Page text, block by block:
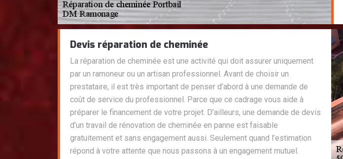
Devis réparation de cheminée
La réparation de cheminée est une activité qui doit assurer uniquement
par un ramoneur ou un artisan professionnel. Avant de choisir un
prestataire, il est très important de penser d’abord à une demande de
coût de service du professionnel. Parce que ce cadrage vous aide à
préparer le financement de votre projet. D’ailleurs, une demande de devis
d’un travail de rénovation de cheminée en panne est faisable
gratuitement et sans engagement aussi. Seulement quand l’estimation
répond à votre attente que nous passons à un engagement mutuel.